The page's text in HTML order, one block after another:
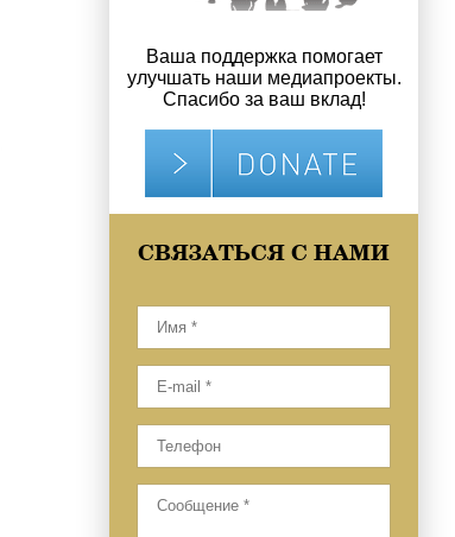
Ваша поддержка помогает
улучшать наши медиапроекты.
Спасибо за ваш вклад!
СВЯЗАТЬСЯ С НАМИ